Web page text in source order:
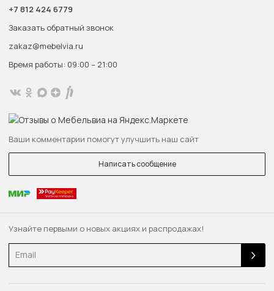
Узнайте первыми о новых акциях и распродажах!
Email
+7 812 424 6779
Заказать обратный звонок
zakaz@mebelvia.ru
Время работы: 09:00 – 21:00
Ваши комментарии помогут улучшить наш сайт
Написать сообщение